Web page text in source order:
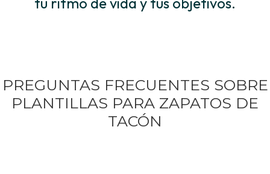
PREGUNTAS FRECUENTES SOBRE
PLANTILLAS PARA ZAPATOS DE
TACÓN